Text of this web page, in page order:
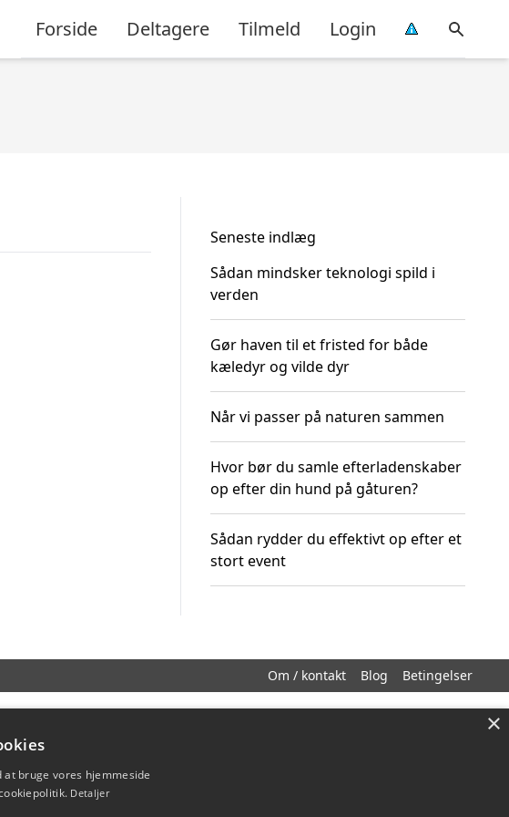
Forside Deltagere Tilmeld Login
Seneste indlæg
Sådan mindsker teknologi spild i
verden
Gør haven til et fristed for både
kæledyr og vilde dyr
Når vi passer på naturen sammen
Hvor bør du samle efterladenskaber
op efter din hund på gåturen?
Sådan rydder du effektivt op efter et
stort event
Om / kontakt Blog Betingelser
×
bruge vores hjemmeside
Detaljer